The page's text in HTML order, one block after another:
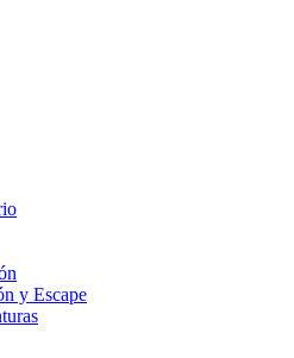
y Escape